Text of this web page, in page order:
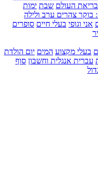
בריאת העולם שבת ימות
בוקר צהרים ערב ולילה
אני וגופי בעלי חיים סופרים
בעלי מקצוע המים יום הולדת
עברית אנגלית וחשבון סוף